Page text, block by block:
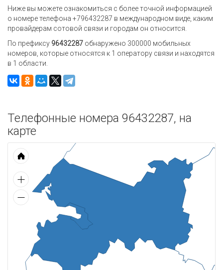
Ниже вы можете ознакомиться с более точной информацией
о номере телефона +796432287 в международном виде, каким
провайдерам сотовой связи и городам он относится.
По префиксу 96432287 обнаружено 300000 мобильных
номеров, которые относятся к 1 оператору связи и находятся
в 1 области.
Телефонные номера 96432287, на
карте